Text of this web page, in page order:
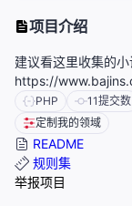
项目介绍
建议看这里收集的
https://
PHP 11提交数
定制我的领域
README
规则集
举报项目